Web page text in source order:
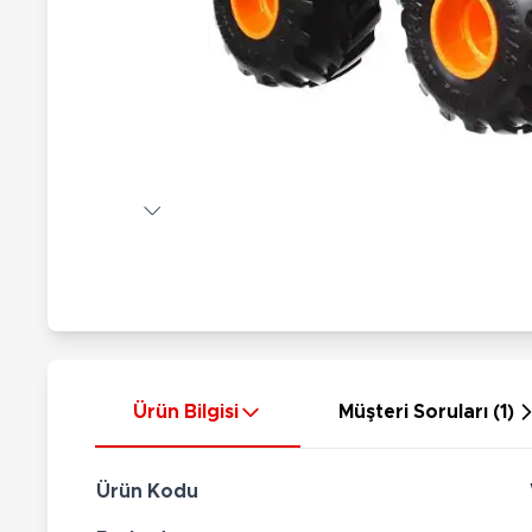
Silahlar
Silah Setleri
Ürün Bilgisi Müşteri Soruları (1)
Ürün Kodu